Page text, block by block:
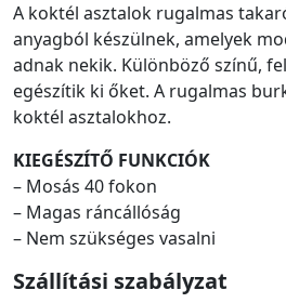
A koktél asztalok rugalmas
anyagból készülnek, amelyek
adnak nekik. Különböző színű,
egészítik ki őket. A rugalmas
koktél asztalokhoz.
KIEGÉSZÍTŐ FUNKCIÓK
– Mosás 40 fokon
– Magas ráncállóság
– Nem szükséges vasalni
Szállítási szabályzat